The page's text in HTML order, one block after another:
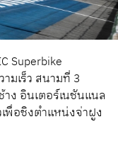
Superbike
มเร็ว สนามที่ 3
ง อินเตอร์เนชันแนล
พื่อชิงตำแหน่งจ่าฝูง